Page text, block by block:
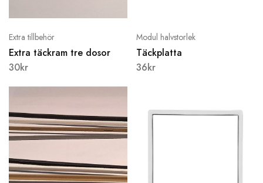
Extra tillbehör
Extra täckram tre dosor
30kr
Modul halvstorlek
Täckplatta
36kr